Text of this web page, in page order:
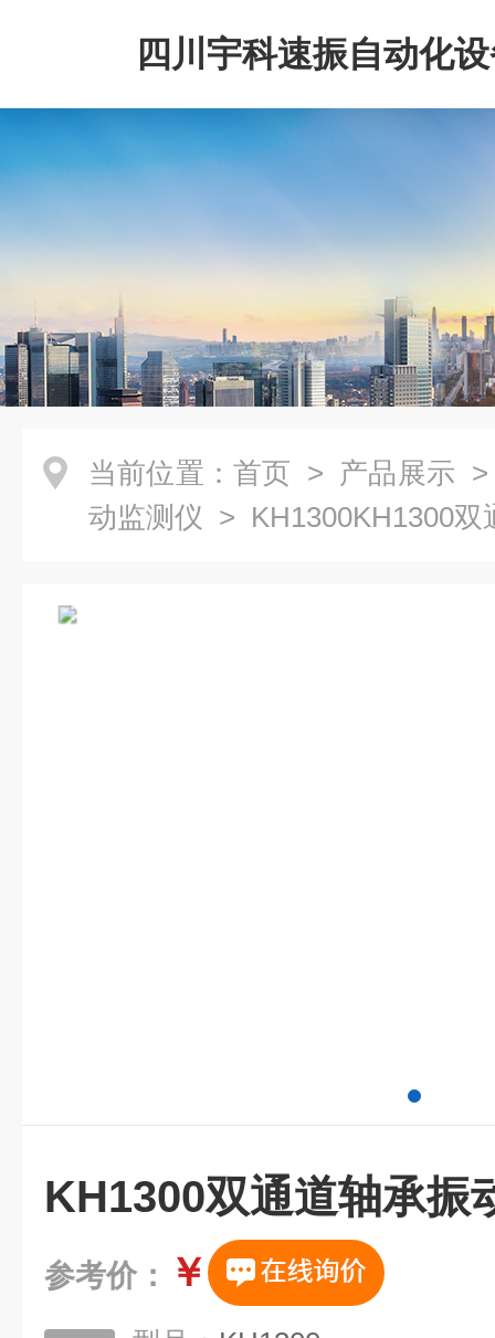
四川宇科速振自动化
公司
当前位置： 首页 > 产品展示
动监测仪 > KH1300KH1300双
KH1300双通道轴承振
参考价： ￥